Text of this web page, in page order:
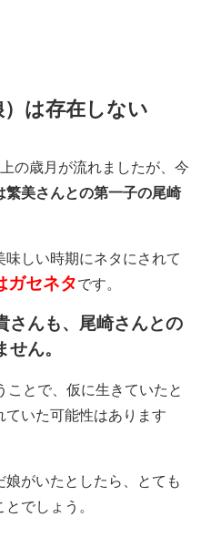
は存在しない
の歳月が流れましたが、今
繁美さんとの第一子の尾崎
しい時期にネタにされて
ガセネタです。
さんも、尾崎さんとの
ん。
ことで、仮に生きていたと
ていた可能性はあります
がいたとしたら、とても
でしょう。